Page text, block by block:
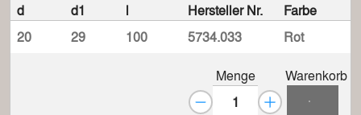
d d1 l Hersteller Nr.
Farbe
20
29 100 5734.033 Rot
Menge Warenkorb